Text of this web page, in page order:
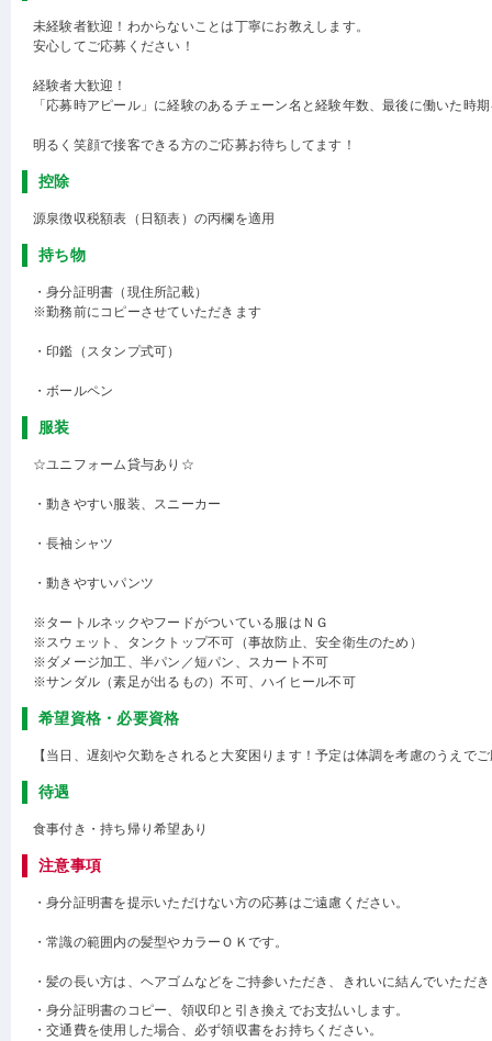
未経験者歓迎！わからないことは丁寧にお教えします。
安心してご応募ください！
経験者大歓迎！
「応募時アピール」に経験のあるチェーン名と経験年数、最後に働いた時
明るく笑顔で接客できる方のご応募お待ちしてます！
控除
源泉徴収税額表（日額表）の丙欄を適用
持ち物
・身分証明書（現住所記載）
※勤務前にコピーさせていただきます
・印鑑（スタンプ式可）
・ボールペン
服装
☆ユニフォーム貸与あり☆
・動きやすい服装、スニーカー
・長袖シャツ
・動きやすいパンツ
※タートルネックやフードがついている服はＮＧ
※スウェット、タンクトップ不可（事故防止、安全衛生のため）
※ダメージ加工、半パン／短パン、スカート不可
※サンダル（素足が出るもの）不可、ハイヒール不可
希望資格・必要資格
【当日、遅刻や欠勤をされると大変困ります！予定は体調を考慮のうえで
待遇
食事付き・持ち帰り希望あり
注意事項
・身分証明書を提示いただけない方の応募はご遠慮ください。
・常識の範囲内の髪型やカラーＯＫです。
・髪の長い方は、ヘアゴムなどをご持参いただき、きれいに結んでいただ
・身分証明書のコピー、領収印と引き換えでお支払いします。
・交通費を使用した場合、必ず領収書をお持ちください。